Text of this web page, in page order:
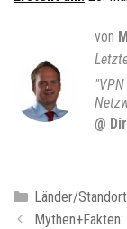
von
@
K
a
Länder/
B